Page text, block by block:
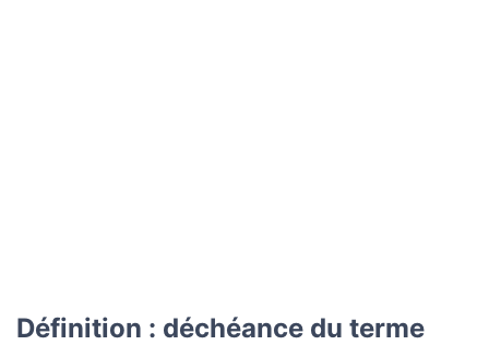
Définition : déchéance du terme